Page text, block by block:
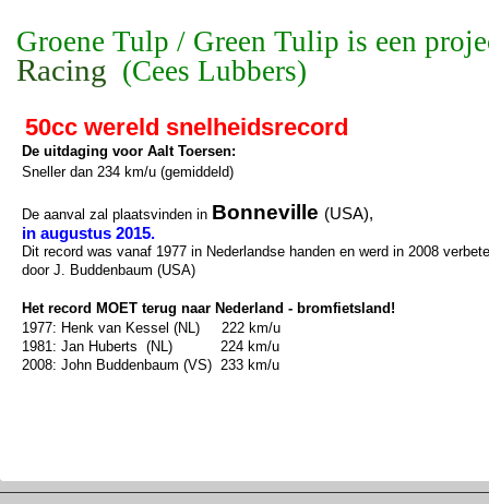
Groene Tulp / Green Tulip is een
Racing (Cees Lubbers)
50cc wereld snelheidsrecord
De uitdaging voor Aalt Toersen:
Sneller dan 234 km/u (gemiddeld)
De aanval zal plaatsvinden in Bonneville (USA),
in augustus 2015.
Dit record was vanaf 1977 in Nederlandse handen en werd in 2008
door J. Buddenbaum (USA)
Het record MOET terug naar Nederland - bromfietsland!
1977: Henk van Kessel (NL) 222 km/u
1981: Jan Huberts (NL) 224 km/u
2008: John Buddenbaum (VS) 233 km/u